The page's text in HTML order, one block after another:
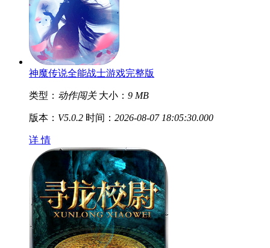
神魔传说全能战士游戏完整版
类型： 动作闯关 大小： 9 MB
版本： V5.0.2 时间： 2026-08-07 18:05:30.000
详 情